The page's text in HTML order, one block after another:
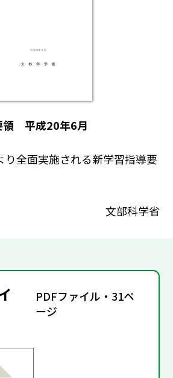
領 平成20年6月
り全面実施される新学習指導要
文部科学省
PDFファイル・31ペ
ージ